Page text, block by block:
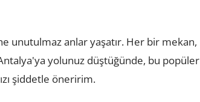
unutulmaz anlar yaşatır. Her bir mekan,
yolunuz düştüğünde, bu popüler
şiddetle öneririm.